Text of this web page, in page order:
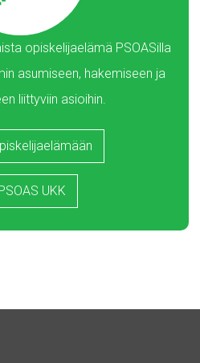
opiskelijaelämä PSOASilla
asumiseen, hakemiseen ja
liittyviin asioihin.
UKK